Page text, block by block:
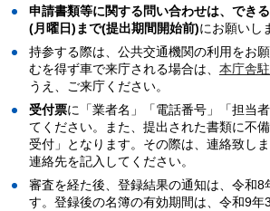
申請書類等に関する問い合わせは、でき
(月曜日)まで(提出期間開始前)にお願いし
持参する際は、公共交通機関の利用をお
むを得ず車で来庁される場合は、 本庁舎
うえ、ご来庁ください。
受付票に「業者名」「電話番号」「担当
てください。また、提出された書類に不
受付」となります。その際は、連絡致し
連絡先を記入してください。
審査を経た後、登録結果の通知は、令和8
す。登録後の名簿の有効期間は、令和9年